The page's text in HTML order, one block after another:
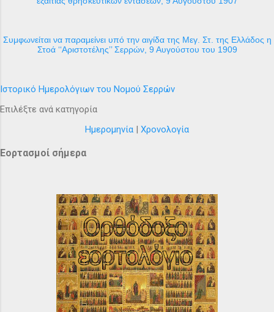
Συμφωνείται να παραμείνει υπό την αιγίδα της Μεγ. Στ. της Ελλάδος η
Στοά ‘‘Αριστοτέλης’’ Σερρών, 9 Αυγούστου του 1909
Ιστορικό Ημερολόγιων του Νομού Σερρών
Επιλέξτε ανά κατηγορία
Ημερομηνία | Χρονολογία
Εορτασμοί σήμερα